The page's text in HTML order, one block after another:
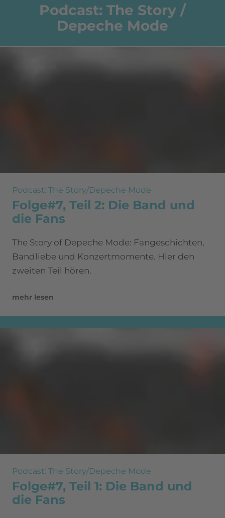
Podcast: The Story /
Depeche Mode
Podcast: The Story/Depeche Mode
Folge#7, Teil 2: Die Band und
die Fans
The Story of Depeche Mode: Fangeschichten,
Bandliebe und Konzertmomente. Hier den
zweiten Teil hören.
mehr lesen
Podcast: The Story/Depeche Mode
Folge#7, Teil 1: Die Band und
die Fans